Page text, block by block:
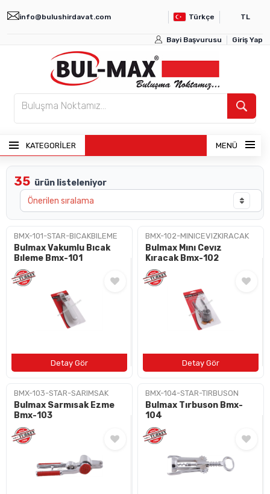
info@bulushirdavat.com Türkçe TL
Bayi Başvurusu Giriş Yap
KATEGORİLER MENÜ
ANASAYFA
ÜRÜNLER
BAYI GIRIŞI
BAYI OL
35 ürün listeleniyor
BMX-101-STAR-BICAKBILEME
Bulmax Vakumlu Bıcak
Bıleme Bmx-101
BMX-102-MINICEVIZKIRACAK
Bulmax Mını Cevız
Kıracak Bmx-102
BMX-103-STAR-SARIMSAK
Bulmax Sarmısak Ezme
Bmx-103
BMX-104-STAR-TIRBUSON
Bulmax Tırbuson Bmx-
104